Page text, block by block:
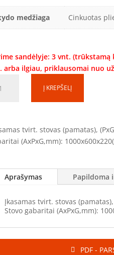
medžiaga Cinkuotas
sandėlyje: 3 vnt.
arba ilgiau, priklausomai nuo
Į KREPŠELĮ
tvirt. stovas (pamatas),
(AxPxG,mm):
Aprašymas Papildoma
Įkasamas tvirt. stovas
Stovo gabaritai (AxPxG,mm):
PDF -